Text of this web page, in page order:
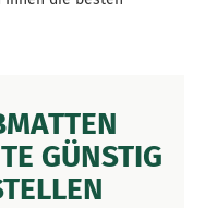
GÜNSTIG